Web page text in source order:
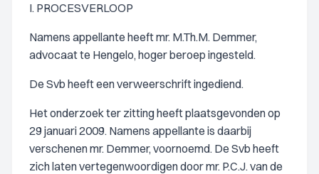
I. PROCESVERLOOP
Namens appellante heeft mr. M.Th.M. Demmer,
advocaat te Hengelo, hoger beroep ingesteld.
De Svb heeft een verweerschrift ingediend.
Het onderzoek ter zitting heeft plaatsgevonden op
29 januari 2009. Namens appellante is daarbij
verschenen mr. Demmer, voornoemd. De Svb heeft
zich laten vertegenwoordigen door mr. P.C.J. van de